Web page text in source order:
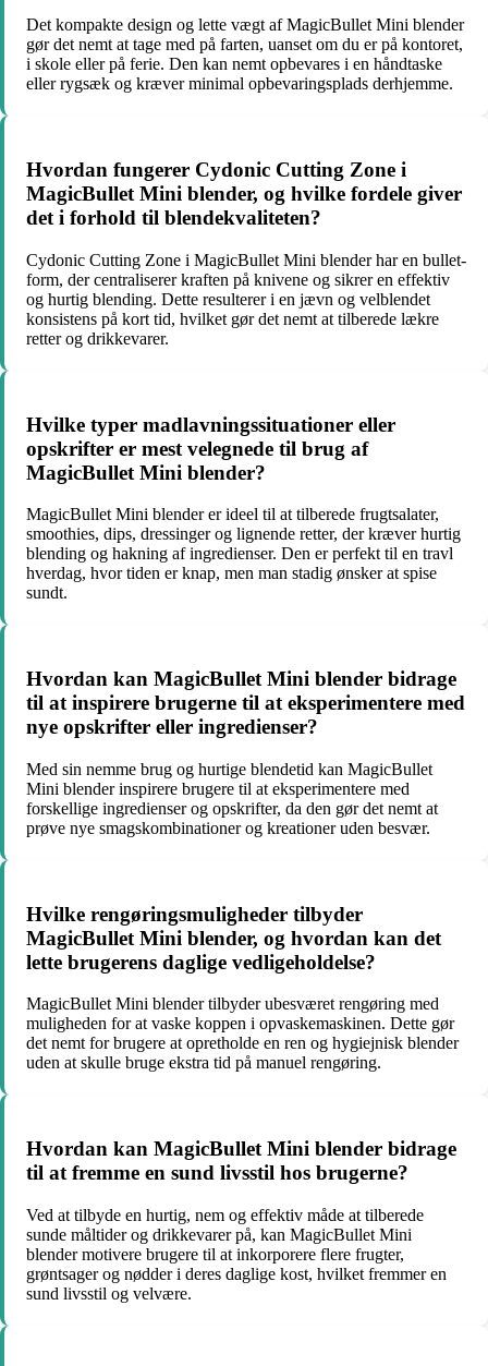
Det kompakte design og lette vægt af MagicBullet Mini blender
gør det nemt at tage med på farten, uanset om du er på kontoret,
i skole eller på ferie. Den kan nemt opbevares i en håndtaske
eller rygsæk og kræver minimal opbevaringsplads derhjemme.
Hvordan fungerer Cydonic Cutting Zone i
MagicBullet Mini blender, og hvilke fordele giver
det i forhold til blendekvaliteten?
Cydonic Cutting Zone i MagicBullet Mini blender har en bullet-
form, der centraliserer kraften på knivene og sikrer en effektiv
og hurtig blending. Dette resulterer i en jævn og velblendet
konsistens på kort tid, hvilket gør det nemt at tilberede lækre
retter og drikkevarer.
Hvilke typer madlavningssituationer eller
opskrifter er mest velegnede til brug af
MagicBullet Mini blender?
MagicBullet Mini blender er ideel til at tilberede frugtsalater,
smoothies, dips, dressinger og lignende retter, der kræver hurtig
blending og hakning af ingredienser. Den er perfekt til en travl
hverdag, hvor tiden er knap, men man stadig ønsker at spise
sundt.
Hvordan kan MagicBullet Mini blender bidrage
til at inspirere brugerne til at eksperimentere med
nye opskrifter eller ingredienser?
Med sin nemme brug og hurtige blendetid kan MagicBullet
Mini blender inspirere brugere til at eksperimentere med
forskellige ingredienser og opskrifter, da den gør det nemt at
prøve nye smagskombinationer og kreationer uden besvær.
Hvilke rengøringsmuligheder tilbyder
MagicBullet Mini blender, og hvordan kan det
lette brugerens daglige vedligeholdelse?
MagicBullet Mini blender tilbyder ubesværet rengøring med
muligheden for at vaske koppen i opvaskemaskinen. Dette gør
det nemt for brugere at opretholde en ren og hygiejnisk blender
uden at skulle bruge ekstra tid på manuel rengøring.
Hvordan kan MagicBullet Mini blender bidrage
til at fremme en sund livsstil hos brugerne?
Ved at tilbyde en hurtig, nem og effektiv måde at tilberede
sunde måltider og drikkevarer på, kan MagicBullet Mini
blender motivere brugere til at inkorporere flere frugter,
grøntsager og nødder i deres daglige kost, hvilket fremmer en
sund livsstil og velvære.